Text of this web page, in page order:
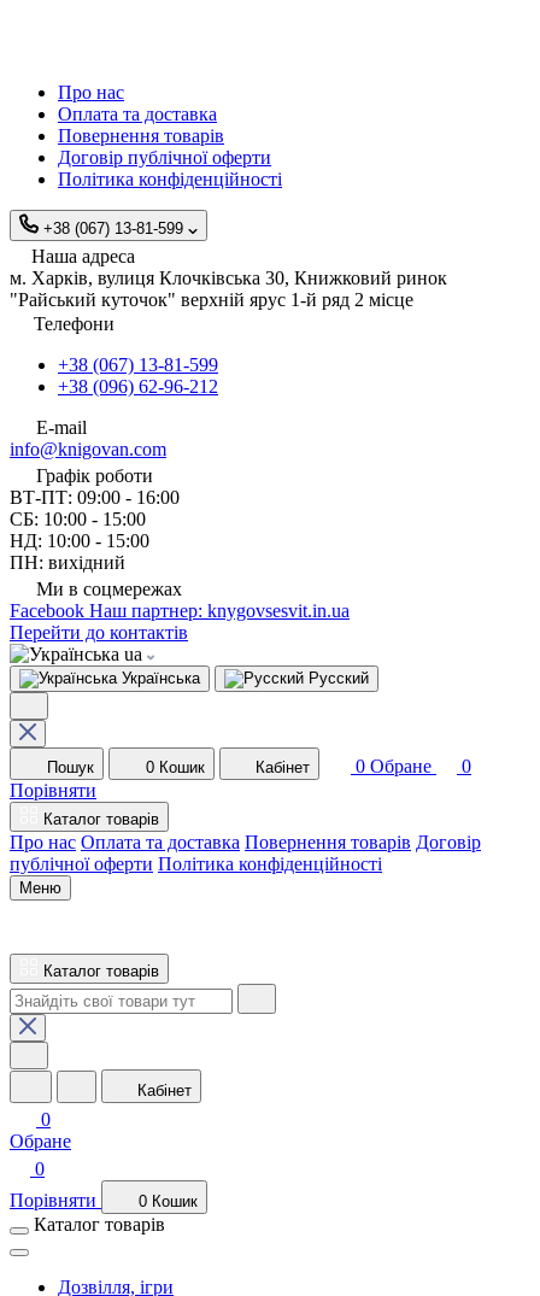
Про нас
Оплата та доставка
Повернення товарів
Договір публічної оферти
Політика конфіденційності
+38 (067) 13-81-599
Наша адреса
м. Харків, вулиця Клочківська 30, Книжковий ринок
"Райський куточок" верхній ярус 1-й ряд 2 місце
Телефони
+38 (067) 13-81-599
+38 (096) 62-96-212
E-mail
info@knigovan.com
Графік роботи
ВТ-ПТ: 09:00 - 16:00
СБ: 10:00 - 15:00
НД: 10:00 - 15:00
ПН: вихідний
Ми в соцмережах
Facebook Наш партнер: knygovsesvit.in.ua
Перейти до контактів
ua
Українська Русский
Пошук 0 Кошик Кабінет 0 Обране
0
Порівняти
Каталог товарів
Про нас Оплата та доставка Повернення товарів Договір
публічної оферти Політика конфіденційності
Меню
Каталог товарів
Кабінет
0
Обране
0
Порівняти
0 Кошик
Каталог товарів
Дозвілля, ігри